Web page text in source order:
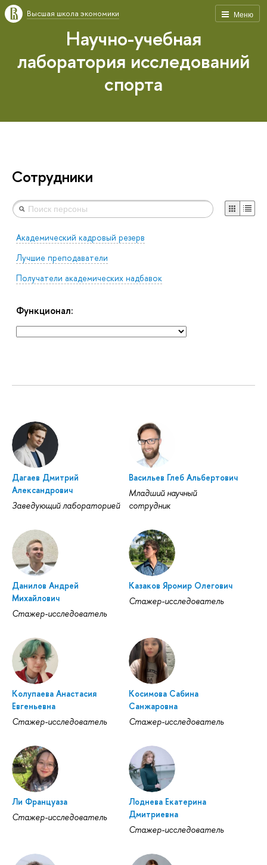
Меню
Высшая школа экономики
Научно-учебная
лаборатория исследований
спорта
Сотрудники
Академический кадровый резерв
Лучшие преподаватели
Получатели академических надбавок
Функционал:
Дагаев Дмитрий
Александрович
Заведующий лабораторией
Васильев Глеб Альбертович
Младший научный
сотрудник
Данилов Андрей
Михайлович
Стажер-исследователь
Казаков Яромир Олегович
Стажер-исследователь
Колупаева Анастасия
Евгеньевна
Стажер-исследователь
Косимова Сабина
Санжаровна
Стажер-исследователь
Ли Француаза
Стажер-исследователь
Лоднева Екатерина
Дмитриевна
Стажер-исследователь